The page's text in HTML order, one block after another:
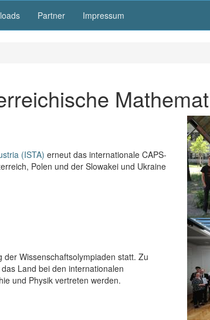
Partner Impressum
(ISTA) erneut das internationale CAPS-
Polen und der Slowakei und Ukraine
Wissenschaftsolympiaden statt. Zu
Land bei den internationalen
und Physik vertreten werden.